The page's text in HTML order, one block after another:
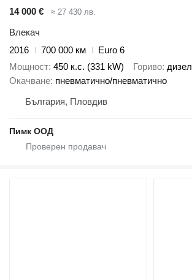
14 000 €
≈ 27 430 лв.
Влекач
2016
700 000 км
Euro 6
Мощност 450 к.с. (331 kW) Гориво дизел
Окачване пневматично/пневматично
България, Пловдив
Пимк ООД